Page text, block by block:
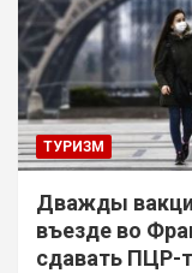
ТУРИЗМ
Дважды
въезде во
сдавать ПЦР-